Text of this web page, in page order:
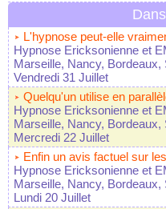
L'hypnose peut-elle
Hypnose Ericksonienne et
Marseille, Nancy,
Vendredi 31 Juillet
Quelqu'un utilise en
Hypnose Ericksonienne et
Marseille, Nancy,
Mercredi 22 Juillet
Enfin un avis factuel sur
Hypnose Ericksonienne et
Marseille, Nancy,
Lundi 20 Juillet